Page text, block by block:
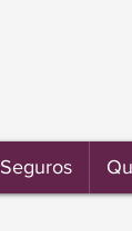
Seguros